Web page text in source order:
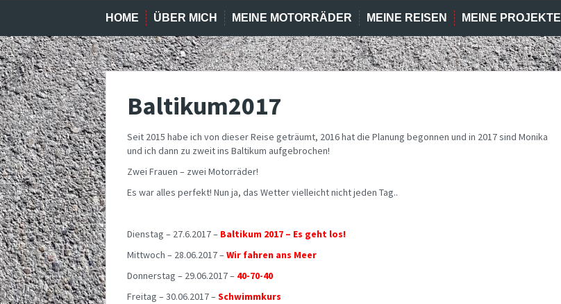
HOME ÜBER MICH MEINE MOTORRÄDER MEINE REISEN MEINE PROJEKTE
Baltikum2017
Seit 2015 habe ich von dieser Reise geträumt, 2016 hat die Planung begonnen und in 2017 sind Monika
und ich dann zu zweit ins Baltikum aufgebrochen!
Zwei Frauen – zwei Motorräder!
Es war alles perfekt! Nun ja, das Wetter vielleicht nicht jeden Tag..
Dienstag – 27.6.2017 – Baltikum 2017 – Es geht los!
Mittwoch – 28.06.2017 – Wir fahren ans Meer
Donnerstag – 29.06.2017 – 40-70-40
Freitag – 30.06.2017 – Schwimmkurs